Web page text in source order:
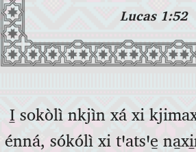
Lucas 1:52
I̱ sokòlì nkjìn xá xi
énná, sókólì xi tꞌatsꞌe̱